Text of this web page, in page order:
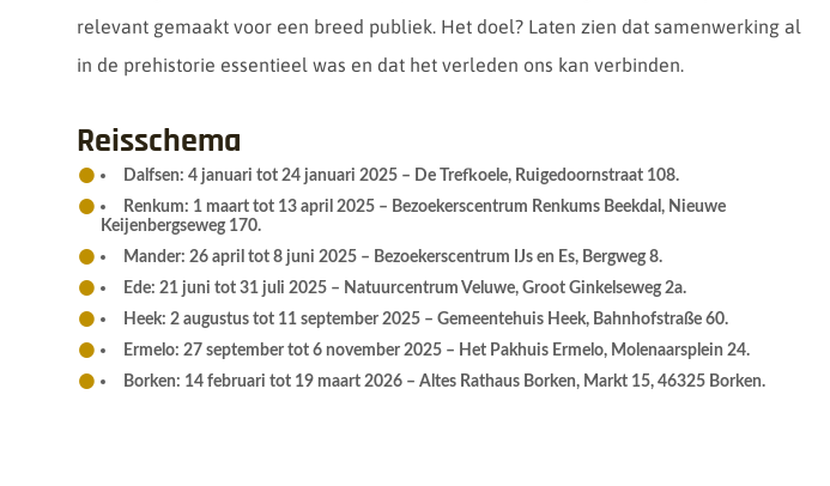
relevant gemaakt voor een breed publiek. Het doel? Laten zien dat samenwerking al
in de prehistorie essentieel was en dat het verleden ons kan verbinden.
Reisschema
Dalfsen: 4 januari tot 24 januari 2025 – De Trefkoele, Ruigedoornstraat 108.
Renkum: 1 maart tot 13 april 2025 – Bezoekerscentrum Renkums Beekdal, Nieuwe
Keijenbergseweg 170.
Mander: 26 april tot 8 juni 2025 – Bezoekerscentrum IJs en Es, Bergweg 8.
Ede: 21 juni tot 31 juli 2025 – Natuurcentrum Veluwe, Groot Ginkelseweg 2a.
Heek: 2 augustus tot 11 september 2025 – Gemeentehuis Heek, Bahnhofstraße 60.
Ermelo: 27 september tot 6 november 2025 – Het Pakhuis Ermelo, Molenaarsplein 24.
Borken: 14 februari tot 19 maart 2026 – Altes Rathaus Borken, Markt 15, 46325 Borken.